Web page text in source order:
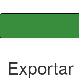
Skip